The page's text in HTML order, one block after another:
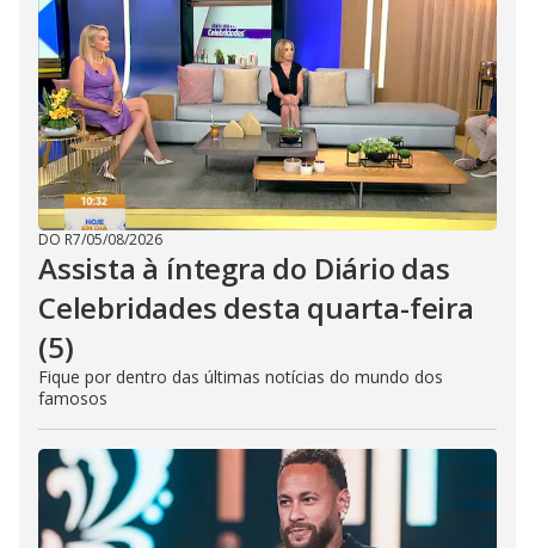
DO R7/05/08/2026
Assista à íntegra do Diário das
Celebridades desta quarta-feira
(5)
Fique por dentro das últimas notícias do mundo dos
famosos